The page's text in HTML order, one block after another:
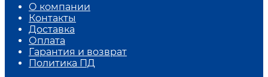
О компании
Контакты
Доставка
Оплата
Гарантия и возврат
Политика ПД